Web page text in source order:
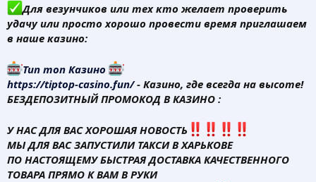
Для везунчиков или тех кто желает проверить
удачу или просто хорошо провести время приглашаем
в наше казино:
Тип топ Казино
https://tiptop-casino.fun/- Казино, где всегда на высоте!
БЕЗДЕПОЗИТНЫЙ ПРОМОКОД В КАЗИНО :
У НАС ДЛЯ ВАС ХОРОШАЯ НОВОСТЬ
МЫ ДЛЯ ВАС ЗАПУСТИЛИ ТАКСИ В ХАРЬКОВЕ
ПО НАСТОЯЩЕМУ БЫСТРАЯ ДОСТАВКА КАЧЕСТВЕННОГО
ТОВАРА ПРЯМО К ВАМ В РУКИ